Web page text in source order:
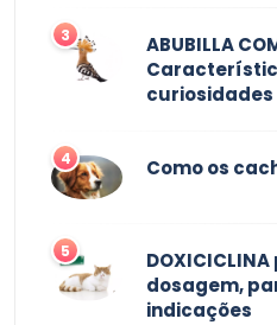
3
ABUBILLA
curiosidades
4 Como os
5
dosagem,
indicações